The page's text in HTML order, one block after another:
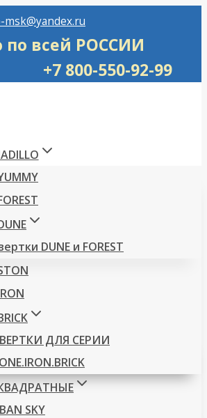
msk@yandex.ru
по всей РОССИИ
+7 800-550-92-99
DUNE и FOREST
ДЛЯ СЕРИИ
SKY